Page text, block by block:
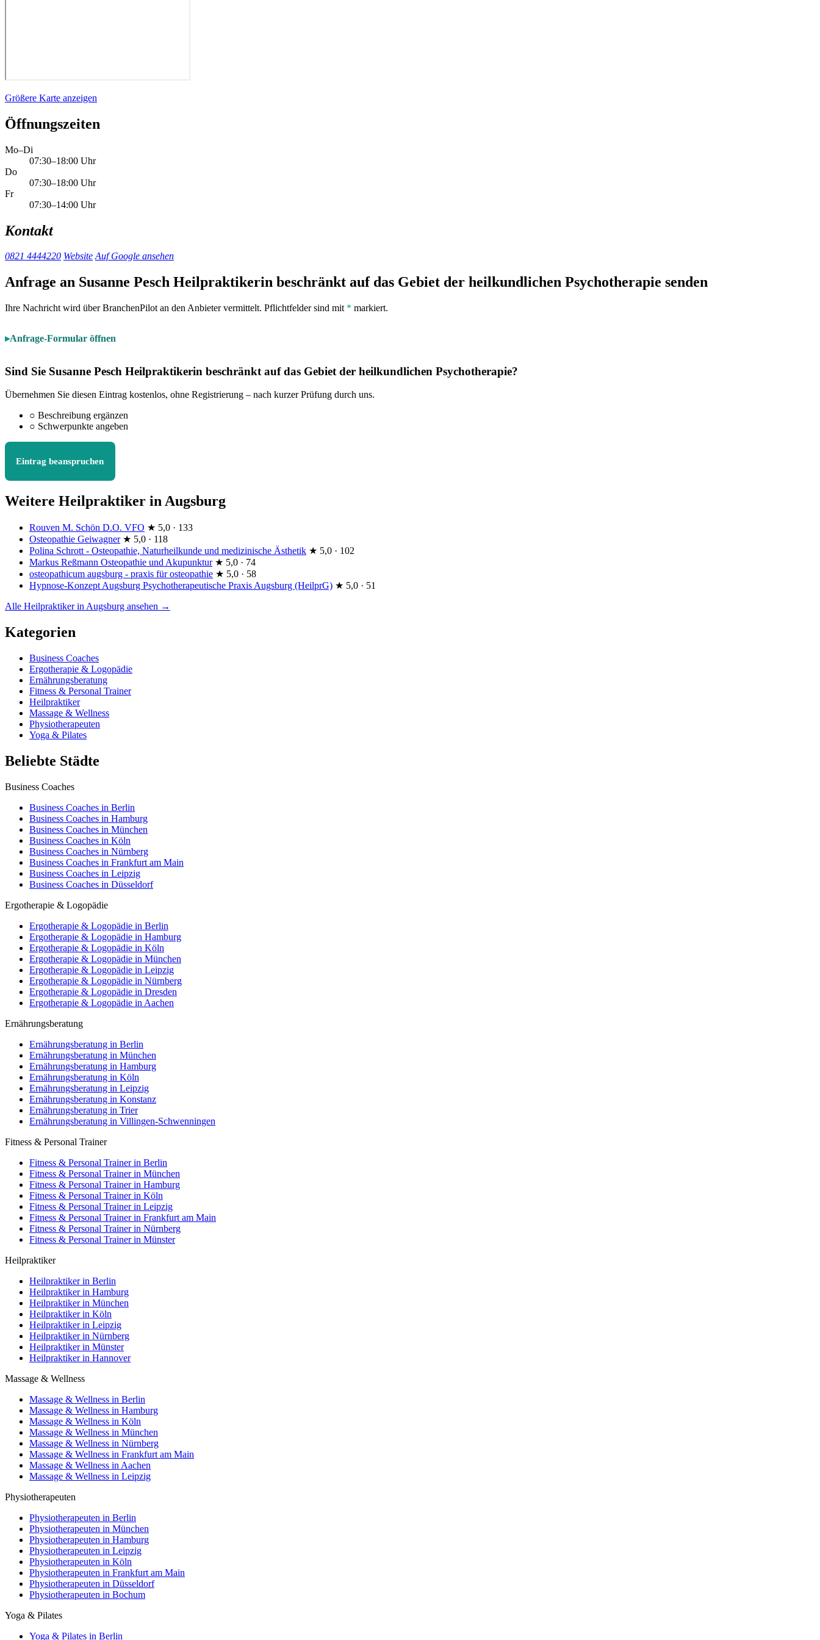
Größere Karte anzeigen
Öffnungszeiten
Mo–Di
07:30–18:00 Uhr
Do
07:30–18:00 Uhr
Fr
07:30–14:00 Uhr
Kontakt
0821 4444220 Website Auf Google ansehen
Anfrage an Susanne Pesch Heilpraktikerin beschränkt auf das Gebiet der heilkundlichen Psychotherapie senden
Ihre Nachricht wird über BranchenPilot an den Anbieter vermittelt. Pflichtfelder sind mit * markiert.
Anfrage-Formular öffnen
Sind Sie Susanne Pesch Heilpraktikerin beschränkt auf das Gebiet der heilkundlichen Psychotherapie?
Übernehmen Sie diesen Eintrag kostenlos, ohne Registrierung – nach kurzer Prüfung durch uns.
○ Beschreibung ergänzen
○ Schwerpunkte angeben
Eintrag beanspruchen
Weitere Heilpraktiker in Augsburg
Rouven M. Schön D.O. VFO ★ 5,0 · 133
Osteopathie Geiwagner ★ 5,0 · 118
Polina Schrott - Osteopathie, Naturheilkunde und medizinische Ästhetik ★ 5,0 · 102
Markus Reßmann Osteopathie und Akupunktur ★ 5,0 · 74
osteopathicum augsburg - praxis für osteopathie ★ 5,0 · 58
Hypnose-Konzept Augsburg Psychotherapeutische Praxis Augsburg (HeilprG) ★ 5,0 · 51
Alle Heilpraktiker in Augsburg ansehen →
Kategorien
Business Coaches
Ergotherapie & Logopädie
Ernährungsberatung
Fitness & Personal Trainer
Heilpraktiker
Massage & Wellness
Physiotherapeuten
Yoga & Pilates
Beliebte Städte
Business Coaches
Business Coaches in Berlin
Business Coaches in Hamburg
Business Coaches in München
Business Coaches in Köln
Business Coaches in Nürnberg
Business Coaches in Frankfurt am Main
Business Coaches in Leipzig
Business Coaches in Düsseldorf
Ergotherapie & Logopädie
Ergotherapie & Logopädie in Berlin
Ergotherapie & Logopädie in Hamburg
Ergotherapie & Logopädie in Köln
Ergotherapie & Logopädie in München
Ergotherapie & Logopädie in Leipzig
Ergotherapie & Logopädie in Nürnberg
Ergotherapie & Logopädie in Dresden
Ergotherapie & Logopädie in Aachen
Ernährungsberatung
Ernährungsberatung in Berlin
Ernährungsberatung in München
Ernährungsberatung in Hamburg
Ernährungsberatung in Köln
Ernährungsberatung in Leipzig
Ernährungsberatung in Konstanz
Ernährungsberatung in Trier
Ernährungsberatung in Villingen-Schwenningen
Fitness & Personal Trainer
Fitness & Personal Trainer in Berlin
Fitness & Personal Trainer in München
Fitness & Personal Trainer in Hamburg
Fitness & Personal Trainer in Köln
Fitness & Personal Trainer in Leipzig
Fitness & Personal Trainer in Frankfurt am Main
Fitness & Personal Trainer in Nürnberg
Fitness & Personal Trainer in Münster
Heilpraktiker
Heilpraktiker in Berlin
Heilpraktiker in Hamburg
Heilpraktiker in München
Heilpraktiker in Köln
Heilpraktiker in Leipzig
Heilpraktiker in Nürnberg
Heilpraktiker in Münster
Heilpraktiker in Hannover
Massage & Wellness
Massage & Wellness in Berlin
Massage & Wellness in Hamburg
Massage & Wellness in Köln
Massage & Wellness in München
Massage & Wellness in Nürnberg
Massage & Wellness in Frankfurt am Main
Massage & Wellness in Aachen
Massage & Wellness in Leipzig
Physiotherapeuten
Physiotherapeuten in Berlin
Physiotherapeuten in München
Physiotherapeuten in Hamburg
Physiotherapeuten in Leipzig
Physiotherapeuten in Köln
Physiotherapeuten in Frankfurt am Main
Physiotherapeuten in Düsseldorf
Physiotherapeuten in Bochum
Yoga & Pilates
Yoga & Pilates in Berlin